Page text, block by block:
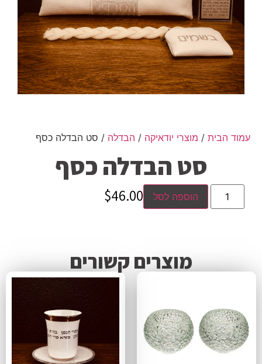
עמוד הבית / מוצרי יודאיקה / הבדלה / סט הבדלה כסף
סט הבדלה כסף
הוספה לסל $46.00
מוצרים קשורים